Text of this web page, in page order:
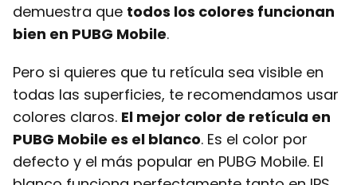
demuestra que todos los colores funcionan
bien en PUBG Mobile.
Pero si quieres que tu retícula sea visible en
todas las superficies, te recomendamos usar
colores claros. El mejor color de retícula en
PUBG Mobile es el blanco. Es el color por
defecto y el más popular en PUBG Mobile. El